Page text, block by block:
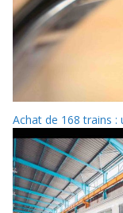
Achat de 168 trains